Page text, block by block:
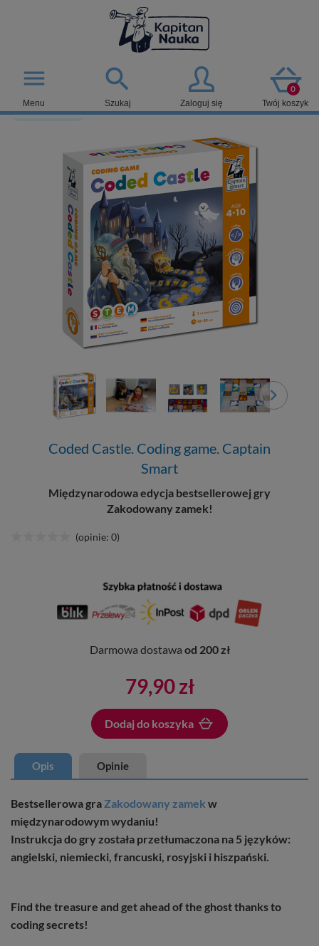

Szukaj Zaloguj się
0
Twój koszyk
menu
Menu
Wiek: 4-10 lat
Coded Castle. Coding game. Captain
Smart
Międzynarodowa edycja bestsellerowej gry
Zakodowany zamek!
(opinie: 0)
Darmowa dostawa od 200 zł
79,90 zł
Dodaj do koszyka
Opis Opinie
Bestsellerowa gra Zakodowany zamek w
międzynarodowym wydaniu!
Instrukcja do gry została przetłumaczona na 5 języków:
angielski, niemiecki, francuski, rosyjski i hiszpański.
Find the treasure and get ahead of the ghost thanks to
coding secrets!